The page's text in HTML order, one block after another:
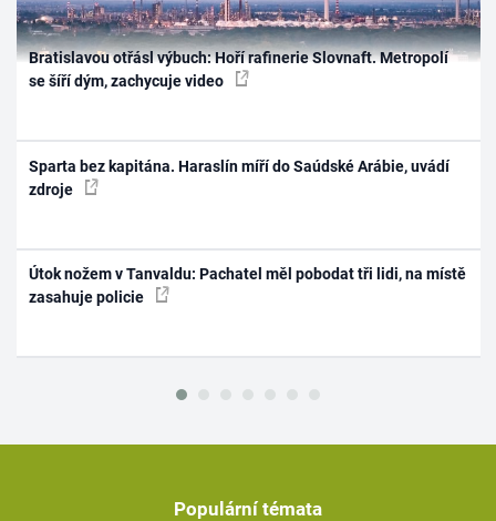
Bratislavou otřásl výbuch: Hoří rafinerie Slovnaft. Metropolí
se šíří dým, zachycuje video
Sparta bez kapitána. Haraslín míří do Saúdské Arábie, uvádí
zdroje
Útok nožem v Tanvaldu: Pachatel měl pobodat tři lidi, na místě
zasahuje policie
Populární témata